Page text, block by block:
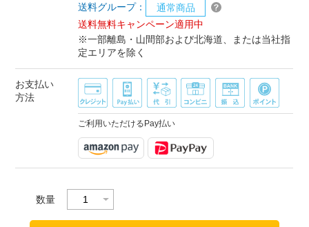
送料グループ：
通常商品
送料無料キャンペーン適用中
※一部離島・山間部および北海道、または当社指
定エリアを除く
お支払い
方法
ご利用いただけるPay払い
数量